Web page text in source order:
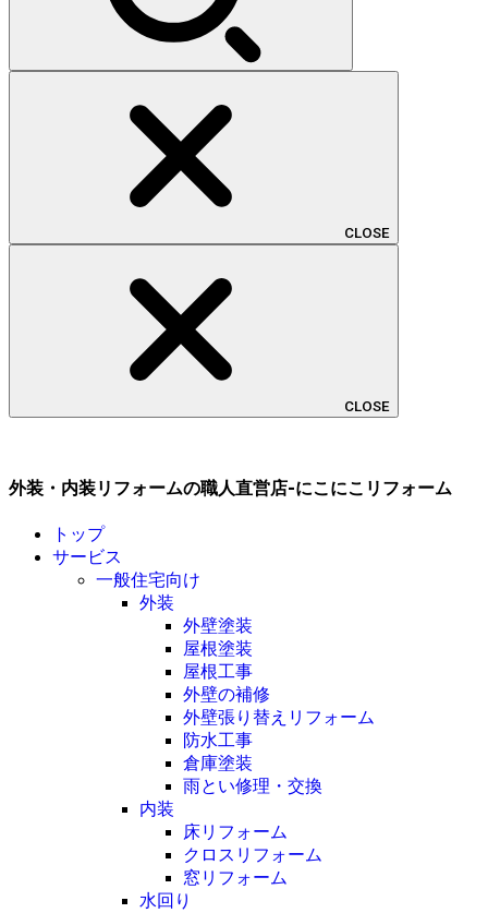
CLOSE
CLOSE
外装・内装リフォームの職人直営店-にこにこリフォーム
トップ
サービス
一般住宅向け
外装
外壁塗装
屋根塗装
屋根工事
外壁の補修
外壁張り替えリフォーム
防水工事
倉庫塗装
雨とい修理・交換
内装
床リフォーム
クロスリフォーム
窓リフォーム
水回り